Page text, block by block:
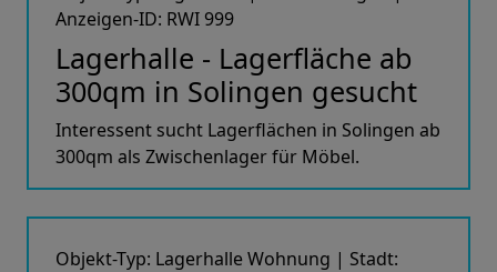
Anzeigen-ID: RWI 999
Lagerhalle - Lagerfläche ab
300qm in Solingen gesucht
Interessent sucht Lagerflächen in Solingen ab
300qm als Zwischenlager für Möbel.
Objekt-Typ: Lagerhalle Wohnung | Stadt: